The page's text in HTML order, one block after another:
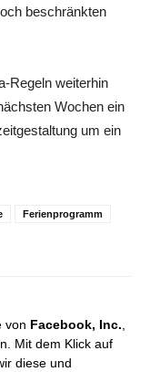
beschränkten
Regeln weiterhin
Wochen ein
um ein
Ferienprogramm
von Facebook, Inc.
Mit dem Klick auf
diese und